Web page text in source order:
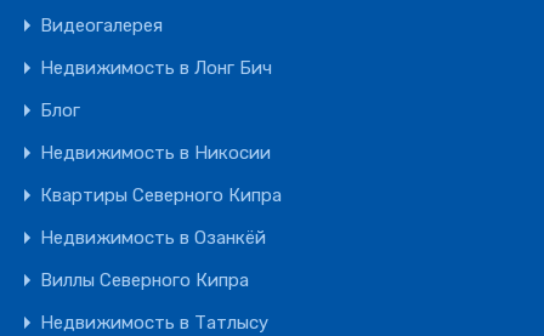
Видеогалерея
Недвижимость в Лонг Бич
Блог
Недвижимость в Никосии
Квартиры Северного Кипра
Недвижимость в Озанкёй
Виллы Северного Кипра
Недвижимость в Татлысу